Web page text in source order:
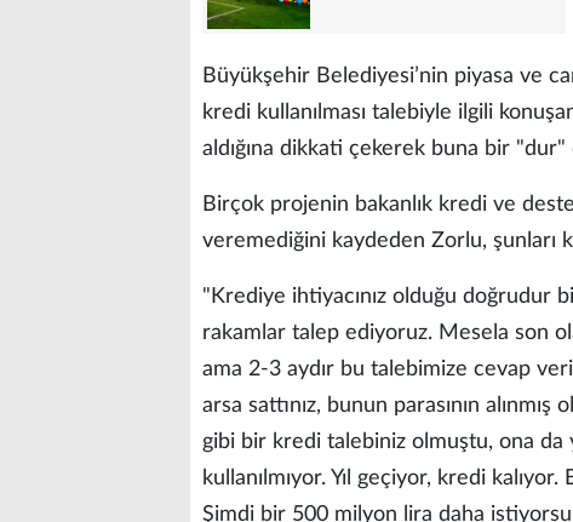
Büyükşehir Belediyesi’nin piyasa ve
kredi kullanılması talebiyle ilgili
aldığına dikkati çekerek buna bir
Birçok projenin bakanlık kredi ve
veremediğini kaydeden Zorlu, şunları
"Krediye ihtiyacınız olduğu doğrudur
rakamlar talep ediyoruz. Mesela son
ama 2-3 aydır bu talebimize cevap
arsa sattınız, bunun parasının
gibi bir kredi talebiniz olmuştu, ona da
kullanılmıyor. Yıl geçiyor, kredi
Şimdi bir 500 milyon lira daha